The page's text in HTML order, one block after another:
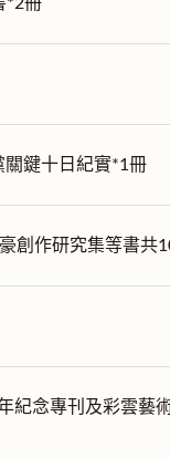
*2冊
鍵十日紀實*1冊
創作研究集等書共
紀念專刊及彩雲藝